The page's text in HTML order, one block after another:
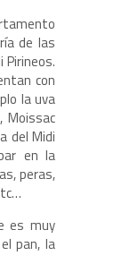
de las
con
la uva
Moissac
del Midi
en la
peras,
es muy
pan, la